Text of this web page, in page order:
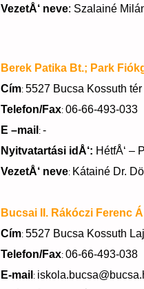
VezetÅ‘ neve: Szalainé
Berek Patika Bt.; Park
Cím: 5527 Bucsa Kossuth tér
Telefon/Fax: 06-66-493-033
E –mail : -
Nyitvatartási idÅ‘: HétfÅ‘ –
VezetÅ‘ neve: Kátainé Dr.
Bucsai II. Rákóczi Ferenc
Cím: 5527 Bucsa Kossuth
Telefon/Fax: 06-66-493-038
E-mail :